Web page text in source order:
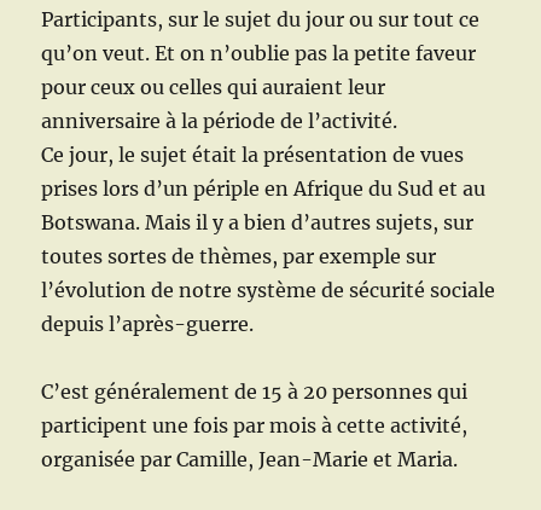
Participants, sur le sujet du jour ou sur tout ce
qu’on veut. Et on n’oublie pas la petite faveur
pour ceux ou celles qui auraient leur
anniversaire à la période de l’activité.
Ce jour, le sujet était la présentation de vues
prises lors d’un périple en Afrique du Sud et au
Botswana. Mais il y a bien d’autres sujets, sur
toutes sortes de thèmes, par exemple sur
l’évolution de notre système de sécurité sociale
depuis l’après-guerre.
C’est généralement de 15 à 20 personnes qui
participent une fois par mois à cette activité,
organisée par Camille, Jean-Marie et Maria.